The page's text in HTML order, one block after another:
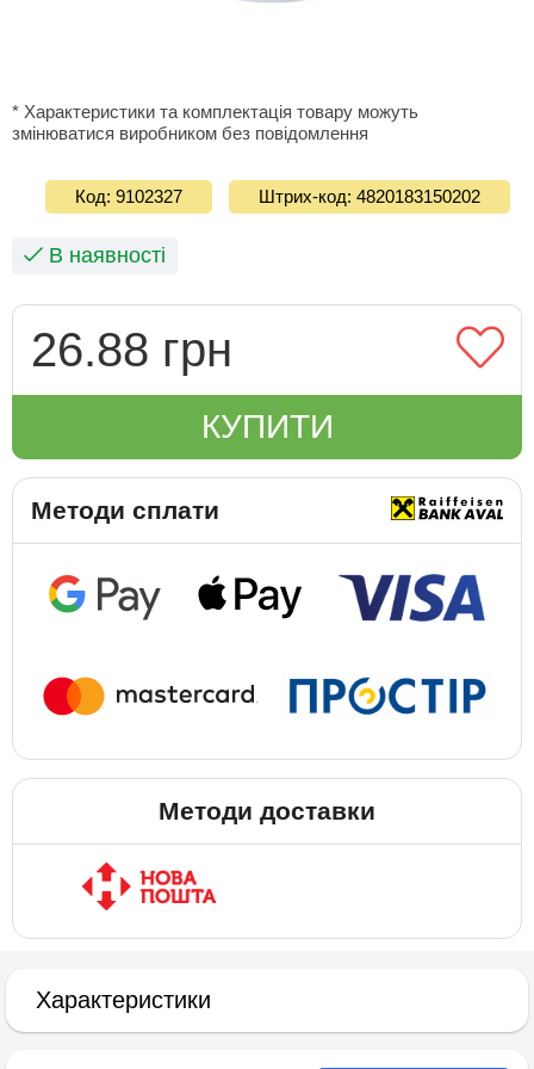
* Характеристики та комплектація товару можуть
змінюватися виробником без повідомлення
Код: 9102327 Штрих-код: 4820183150202
В наявності
26.88 грн
КУПИТИ
Методи сплати
Методи доставки
Характеристики